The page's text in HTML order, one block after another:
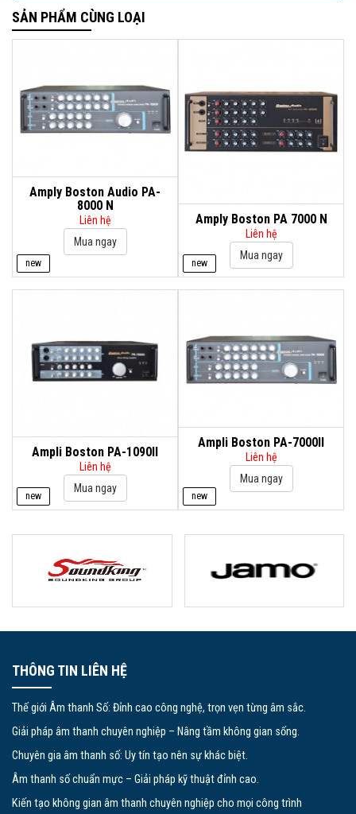
SẢN PHẨM CÙNG LOẠI
new
Amply Boston Audio PA-
8000 N
Liên hệ
new
Amply Boston PA 7000 N
Liên hệ
new
Ampli Boston PA-1090II
Liên hệ
new
Ampli Boston PA-7000II
Liên hệ
THÔNG TIN LIÊN HỆ
Thế giới Âm thanh Số: Đỉnh cao công nghệ, trọn vẹn từng âm sắc.
Giải pháp âm thanh chuyên nghiệp – Nâng tầm không gian sống.
Chuyên gia âm thanh số: Uy tín tạo nên sự khác biệt.
Âm thanh số chuẩn mực – Giải pháp kỹ thuật đỉnh cao.
Kiến tạo không gian âm thanh chuyên nghiệp cho mọi công trình